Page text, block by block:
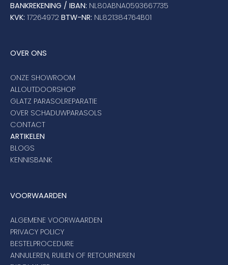
BANKREKENING / IBAN: NL80ABNA0593667735
KVK: 17264972 BTW-NR: NL821384764B01
OVER ONS
ONZE SHOWROOM
ALLOUTDOORSHOP
GLATZ PARASOLREPARATIE
OVER SCHADUWPARASOLS
CONTACT
ARTIKELEN
BLOGS
KENNISBANK
VOORWAARDEN
ALGEMENE VOORWAARDEN
PRIVACY POLICY
BESTELPROCEDURE
ANNULEREN, RUILEN OF RETOURNEREN